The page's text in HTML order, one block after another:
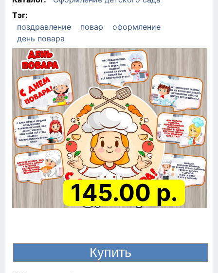
Тэг:
поздравление
повар
оформление
день повара
145.00 р.